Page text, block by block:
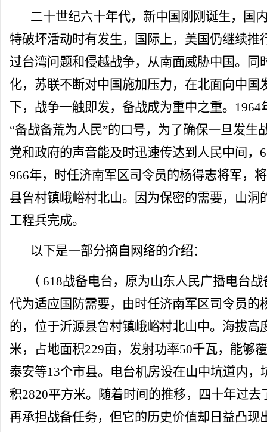
二十世纪六十年代，新中国刚刚诞生，国
特破坏活动时有发生，国际上，美国仍继续推
过台湾问题和侵越战争，从南面威胁中国。同
化，苏联不断对中国施加压力，在北面向中国
下，战争一触即发，备战成为重中之重。
“备战备荒为人民”的口号，为了确保一旦发生
党和政府的声音能及时迅速传达到人民中间，
966年，时任济南军区司令员的杨得志将军，
县鲁村镇峨峪村北山。因为保密的需要，山洞
工程兵完成。
以下是一部分摘自网络的介绍：
（ 618战备电台，原为山东人民广播电台战
代为适应国防需要，由时任济南军区司令员的
的，位于沂源县鲁村镇峨峪村北山中。海拔高
米，占地面积229亩，发射功率50千瓦，能够
泰安等13个市县。电台机房设在山中坑道内，
积2820平方米。随着时间的推移，四十年过去
再承担战备任务，但它的历史价值却日益凸现